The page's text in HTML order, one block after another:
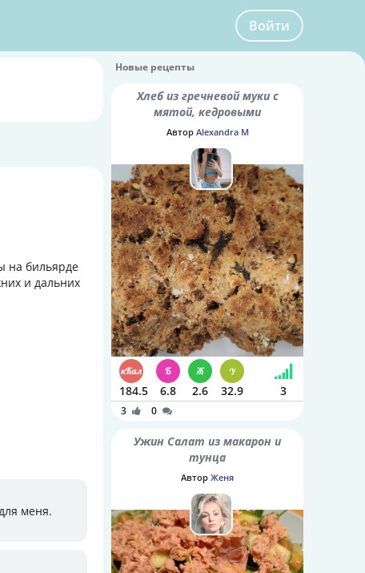
Войти
на бильярде
и дальних
меня.
Новые рецепты
Хлеб из гречневой муки с
мятой, кедровыми
орешками и семенами
Автор Alexandra M
184.5 6.8 2.6 32.9 3
3 0
Ужин Салат из макарон и
тунца
Автор Женя